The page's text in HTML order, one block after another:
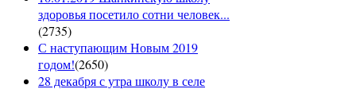
здоровья посетило сотни человек...
(2735)
С наступающим Новым 2019
годом!(2650)
28 декабря с утра школу в селе